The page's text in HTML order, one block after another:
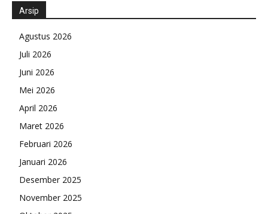
Arsip
Agustus 2026
Juli 2026
Juni 2026
Mei 2026
April 2026
Maret 2026
Februari 2026
Januari 2026
Desember 2025
November 2025